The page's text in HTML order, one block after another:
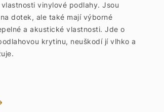
vinylové podlahy. Jsou
dotek, ale také mají výborné
a akustické vlastnosti. Jde o
krytinu, neuškodí jí vlhko a